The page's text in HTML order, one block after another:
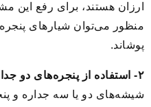
ارزان هستند، برای رفع این
منظور می‌توان شیارهای
پوشاند.
۲- استفاده از پنجره‌های دو جداره